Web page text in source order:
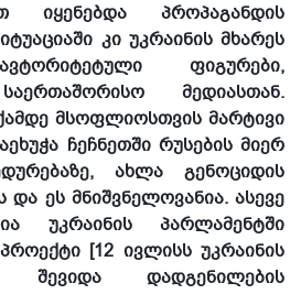
იყენებდა პროპაგანდის
კი უკრაინის მხარეს
ფიგურები,
მედიასთან.
მსოფლიოსთვის მარტივი
ჩეჩნეთში რუსების მიერ
ახლა გენოციდის
და ეს მნიშვნელოვანია. ასევე
უკრაინის პარლამენტში
[12 ივლისს უკრაინის
შევიდა დადგენილების